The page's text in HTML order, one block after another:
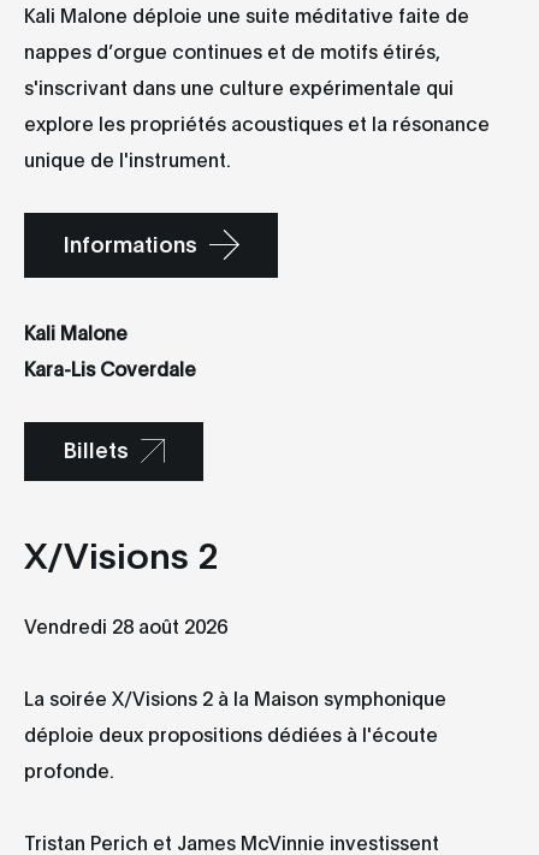
Kali Malone déploie une suite méditative faite de
nappes d’orgue continues et de motifs étirés,
s'inscrivant dans une culture expérimentale qui
explore les propriétés acoustiques et la résonance
unique de l'instrument.
Informations
Kali Malone
Kara-Lis Coverdale
Billets
X/Visions 2
Vendredi 28 août 2026
La soirée X/Visions 2 à la Maison symphonique
déploie deux propositions dédiées à l'écoute
profonde.
Tristan Perich et James McVinnie investissent